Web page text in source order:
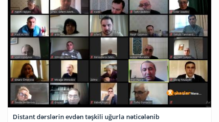
Distant dərslərin evdən təşkili uğurla nəticələnib